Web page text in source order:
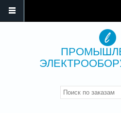
Введите